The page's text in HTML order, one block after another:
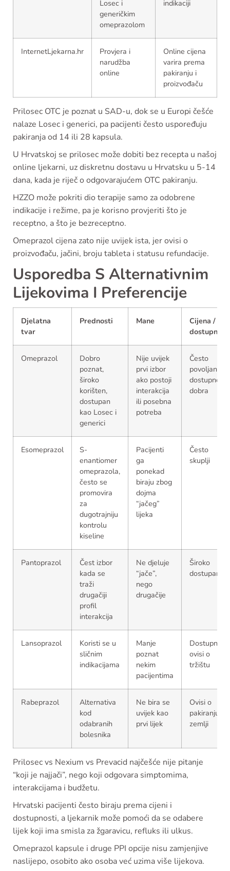
Losec i
generičkim
omeprazolom
indikaciji
InternetLjekarna.hr
Provjera i
narudžba
online
Online cijena
varira prema
pakiranju i
proizvođaču
Prilosec OTC je poznat u SAD-u, dok se u Europi češće
nalaze Losec i generici, pa pacijenti često uspoređuju
pakiranja od 14 ili 28 kapsula.
U Hrvatskoj se prilosec može dobiti bez recepta u našoj
online ljekarni, uz diskretnu dostavu u Hrvatsku u 5-14
dana, kada je riječ o odgovarajućem OTC pakiranju.
HZZO može pokriti dio terapije samo za odobrene
indikacije i režime, pa je korisno provjeriti što je
receptno, a što je bezreceptno.
Omeprazol cijena zato nije uvijek ista, jer ovisi o
proizvođaču, jačini, broju tableta i statusu refundacije.
Usporedba S Alternativnim
Lijekovima I Preferencije
Djelatna
tvar
Prednosti Mane
Cijena /
dostupnost
Omeprazol
Dobro
poznat,
široko
korišten,
dostupan
kao Losec i
generici
Nije uvijek
prvi izbor
ako postoji
interakcija
ili posebna
potreba
Često
povoljan,
dostupnost
dobra
Esomeprazol
S-
enantiomer
omeprazola,
često se
promovira
za
dugotrajniju
kontrolu
kiseline
Pacijenti
ga
ponekad
biraju zbog
dojma
“jačeg”
lijeka
Često
skuplji
Pantoprazol
Čest izbor
kada se
traži
drugačiji
profil
interakcija
Ne djeluje
“jače”,
nego
drugačije
Široko
dostupan
Lansoprazol
Koristi se u
sličnim
indikacijama
Manje
poznat
nekim
pacijentima
Dostupnost
ovisi o
tržištu
Rabeprazol
Alternativa
kod
odabranih
bolesnika
Ne bira se
uvijek kao
prvi lijek
Ovisi o
pakiranju i
zemlji
Prilosec vs Nexium vs Prevacid najčešće nije pitanje
“koji je najjači”, nego koji odgovara simptomima,
interakcijama i budžetu.
Hrvatski pacijenti često biraju prema cijeni i
dostupnosti, a ljekarnik može pomoći da se odabere
lijek koji ima smisla za žgaravicu, refluks ili ulkus.
Omeprazol kapsule i druge PPI opcije nisu zamjenjive
naslijepo, osobito ako osoba već uzima više lijekova.